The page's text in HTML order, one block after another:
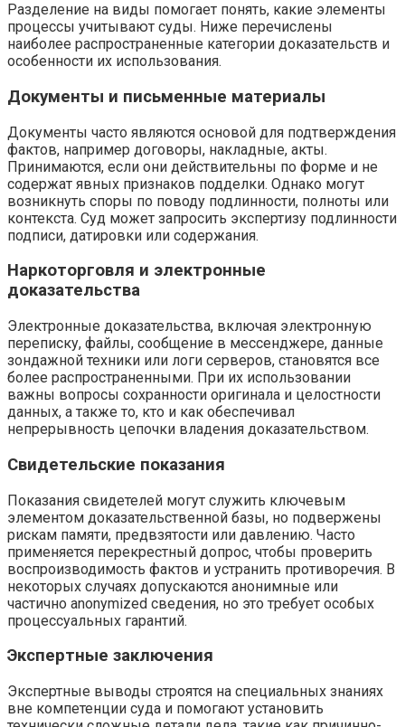
Разделение на виды помогает понять, какие элементы
процессы учитывают суды. Ниже перечислены
наиболее распространенные категории доказательств и
особенности их использования.
Документы и письменные материалы
Документы часто являются основой для подтверждения
фактов, например договоры, накладные, акты.
Принимаются, если они действительны по форме и не
содержат явных признаков подделки. Однако могут
возникнуть споры по поводу подлинности, полноты или
контекста. Суд может запросить экспертизу подлинности
подписи, датировки или содержания.
Наркоторговля и электронные
доказательства
Электронные доказательства, включая электронную
переписку, файлы, сообщение в мессенджере, данные
зондажной техники или логи серверов, становятся все
более распространенными. При их использовании
важны вопросы сохранности оригинала и целостности
данных, а также то, кто и как обеспечивал
непрерывность цепочки владения доказательством.
Свидетельские показания
Показания свидетелей могут служить ключевым
элементом доказательственной базы, но подвержены
рискам памяти, предвзятости или давлению. Часто
применяется перекрестный допрос, чтобы проверить
воспроизводимость фактов и устранить противоречия. В
некоторых случаях допускаются анонимные или
частично anonymized сведения, но это требует особых
процессуальных гарантий.
Экспертные заключения
Экспертные выводы строятся на специальных знаниях
вне компетенции суда и помогают установить